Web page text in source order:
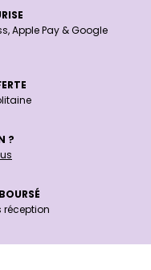
Apple Pay & Google
?
réception